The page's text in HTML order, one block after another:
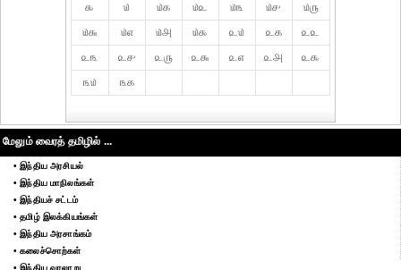
௯
௰ ௰௧ ௰௨ ௰௩ ௰௪
௰௫
௰௬
௰௭ ௰௮ ௰௯ ௨௰ ௨௧
௨௨
௨௩
௨௪ ௨௫ ௨௬ ௨௭ ௨௮
௨௯
௩௰
௩௧
மேலும் வைரத் தமிழில் ...
• இந்திய அரசியல்
• இந்திய மாநிலங்கள்
• இந்தியச் சட்டம்
• தமிழ் இலக்கியங்கள்
• இந்திய அரசாங்கம்
• கலைச்சொற்கள்
• இந்திய வரலாறு